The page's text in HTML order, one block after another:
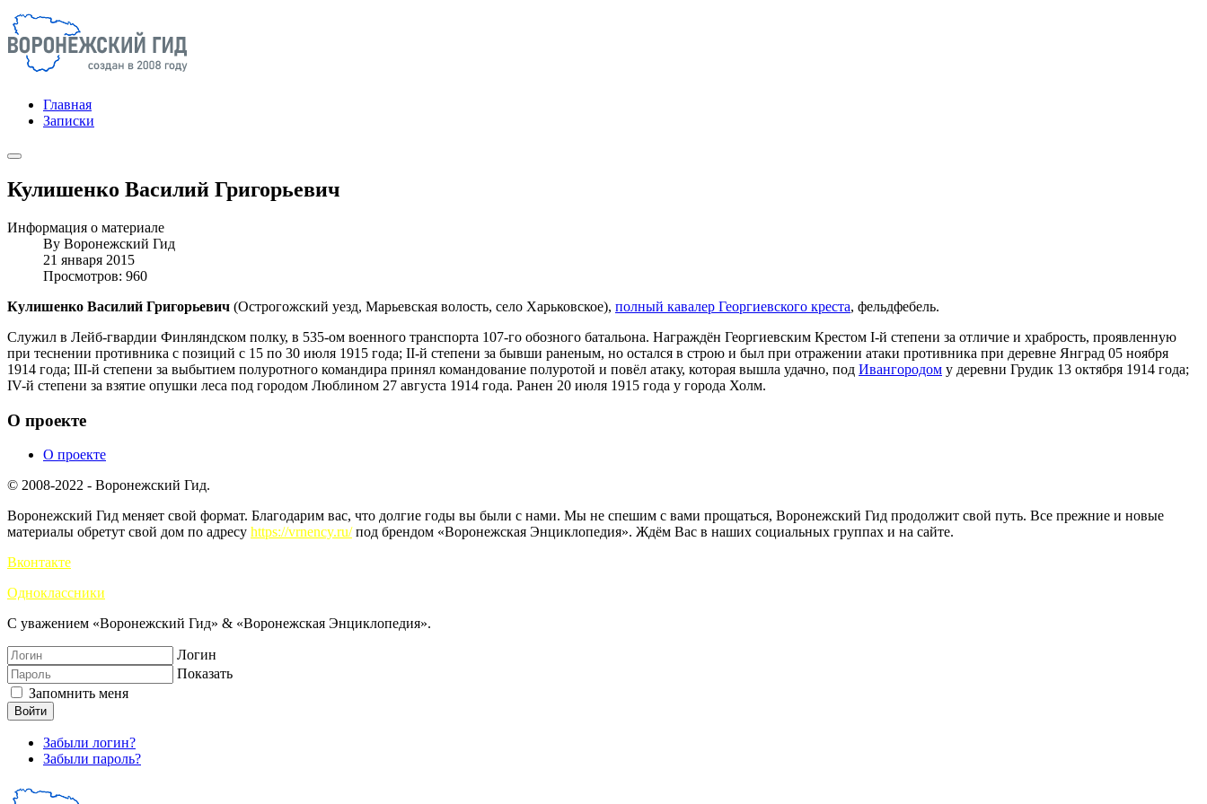
Главная
Записки
Кулишенко Василий Григорьевич
Информация о материале
By Воронежский Гид
21 января 2015
Просмотров: 960
Кулишенко Василий Григорьевич (Острогожский уезд, Марьевская волость, село Харьковское), полный кавалер Георгиевского креста, фельдфебель.
Служил в Лейб-гвардии Финляндском полку, в 535-ом военного транспорта 107-го обозного батальона. Награждён Георгиевским Крестом I-й степени за отличие и храбрость, проявленную
при теснении противника с позиций с 15 по 30 июля 1915 года; II-й степени за бывши раненым, но остался в строю и был при отражении атаки противника при деревне Янград 05 ноября
1914 года; III-й степени за выбытием полуротного командира принял командование полуротой и повёл атаку, которая вышла удачно, под Ивангородом у деревни Грудик 13 октября 1914 года;
IV-й степени за взятие опушки леса под городом Люблином 27 августа 1914 года. Ранен 20 июля 1915 года у города Холм.
О проекте
О проекте
© 2008-2022 - Воронежский Гид.
Воронежский Гид меняет свой формат. Благодарим вас, что долгие годы вы были с нами. Мы не спешим с вами прощаться, Воронежский Гид продолжит свой путь. Все прежние и новые
материалы обретут свой дом по адресу https://vrnency.ru/под брендом «Воронежская Энциклопедия». Ждём Вас в наших социальных группах и на сайте.
Вконтакте
Одноклассники
С уважением «Воронежский Гид» & «Воронежская Энциклопедия».
Логин
Показать
Запомнить меня
Войти
Забыли логин?
Забыли пароль?